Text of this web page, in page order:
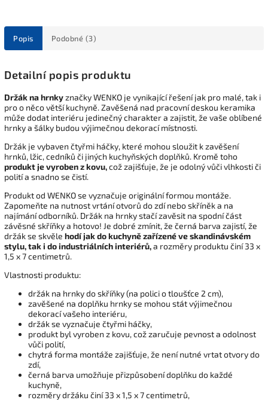
Popis Podobné (3)
Detailní popis produktu
Držák na hrnkyznačky WENKO je vynikající řešení jak pro malé, tak i
pro o něco větší kuchyně. Zavěšená nad pracovní deskou keramika
může dodat interiéru jedinečný charakter a zajistit, že vaše oblíbené
hrnky a šálky budou výjimečnou dekorací místnosti.
Držák je vybaven čtyřmi háčky, které mohou sloužit k zavěšení
hrnků, lžic, cedníků či jiných kuchyňských doplňků. Kromě toho
produkt je vyroben z kovu,což zajišťuje, že je odolný vůči vlhkosti či
polití a snadno se čistí.
Produkt od WENKO se vyznačuje originální formou montáže.
Zapomeňte na nutnost vrtání otvorů do zdí nebo skříněk a na
najímání odborníků. Držák na hrnky stačí zavěsit na spodní část
závěsné skříňky a hotovo! Je dobré zmínit, že černá barva zajistí, že
držák se skvěle hodí jak do kuchyně zařízené ve skandinávském
stylu, tak i do industriálních interiérů,a rozměry produktu činí 33 x
1,5 x 7 centimetrů.
Vlastnosti produktu:
držák na hrnky do skříňky (na polici o tloušťce 2 cm),
zavěšené na doplňku hrnky se mohou stát výjimečnou
dekorací vašeho interiéru,
držák se vyznačuje čtyřmi háčky,
produkt byl vyroben z kovu, což zaručuje pevnost a odolnost
vůči polití,
chytrá forma montáže zajišťuje, že není nutné vrtat otvory do
zdí,
černá barva umožňuje přizpůsobení doplňku do každé
kuchyně,
rozměry držáku činí 33 x 1,5 x 7 centimetrů,